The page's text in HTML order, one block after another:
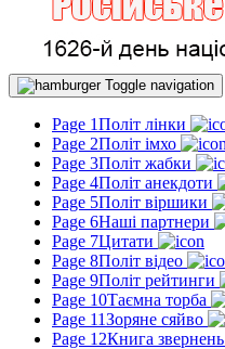
Toggle navigation
Page 1Політ лінки
Page 2Політ імхо
Page 3Політ жабки
Page 4Політ анекдоти
Page 5Політ віршики
Page 6Наші партнери
Page 7Цитати
Page 8Політ відео
Page 9Політ рейтинги
Page 10Таємна торба
Page 11Зоряне сяйво
Page 12Книга звернень